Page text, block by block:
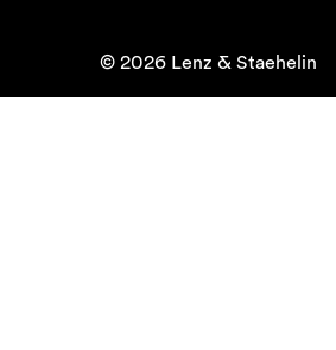
© 2026 Lenz & Staehelin